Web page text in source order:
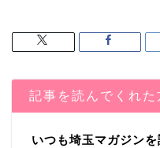
記事を読んでくれ
いつも埼玉マガジン